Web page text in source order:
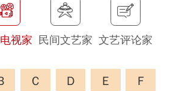
视家 民间文艺家 文艺评论家
C D E F